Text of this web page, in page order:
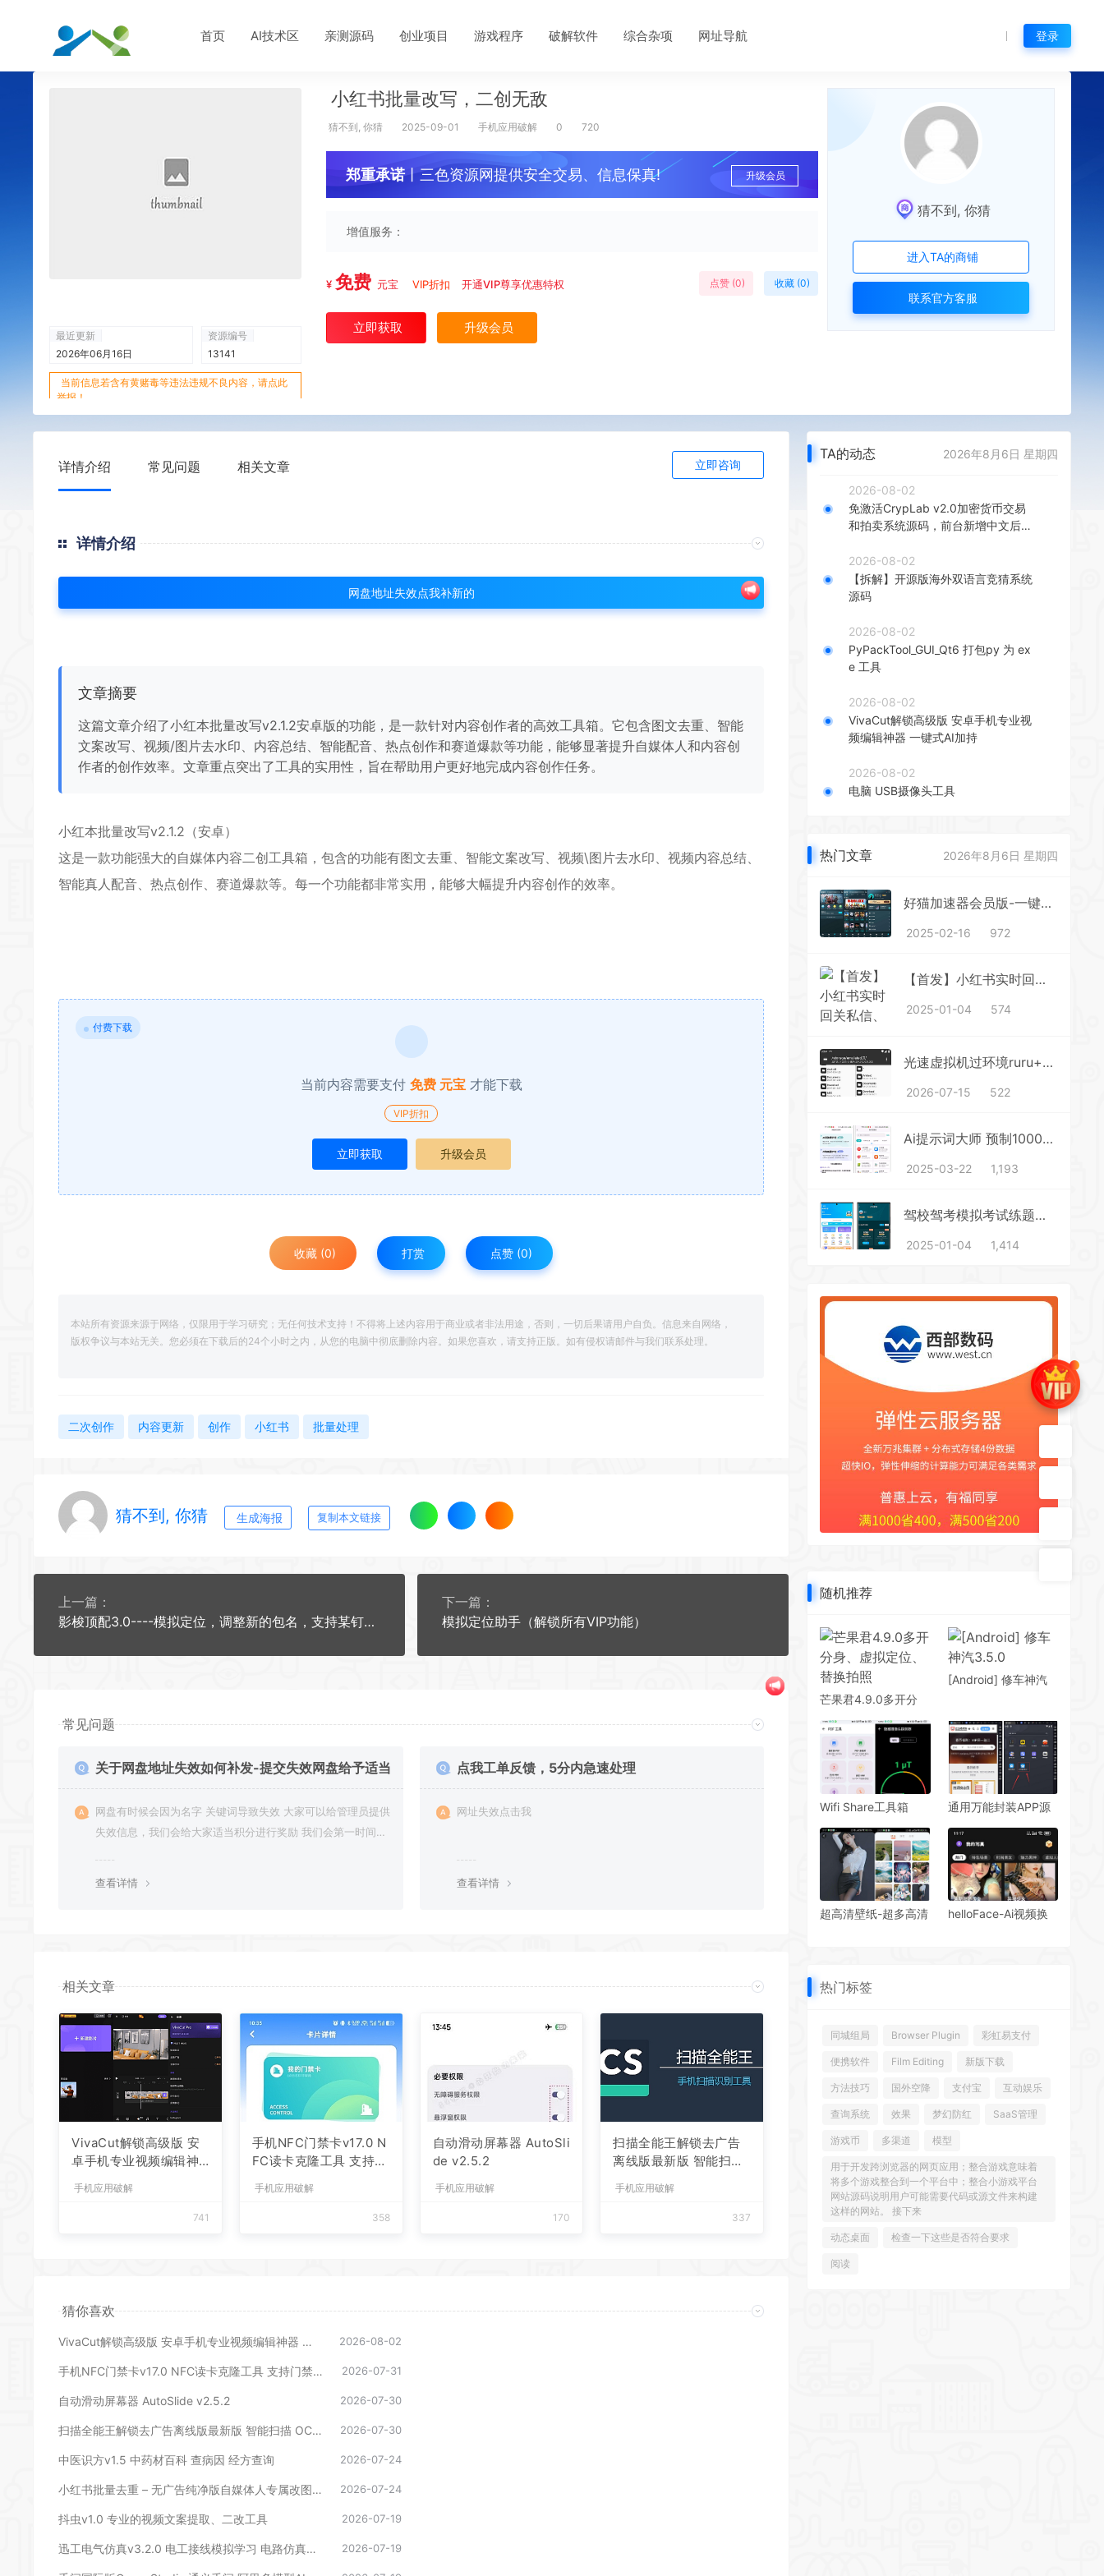
首页 AI技术区 亲测源码 创业项目 游戏程序 破解软件 综合杂项 网址导航 登录
最近更新
2026年06月16日
资源编号
13141
当前信息若含有黄赌毒等违法违规不良内容，请点此
举报！
小红书批量改写，二创无敌
猜不到, 你猜 2025-09-01 手机应用破解 0 720
郑重承诺丨三色资源网提供安全交易、信息保真! 升级会员
增值服务：
¥ 免费 元宝 VIP折扣 开通VIP尊享优惠特权 点赞 (0) 收藏 (0)
立即获取 升级会员
猜不到, 你猜
进入TA的商铺
联系官方客服
详情介绍 常见问题 相关文章 立即咨询
详情介绍
网盘地址失效点我补新的
文章摘要
这篇文章介绍了小红本批量改写v2.1.2安卓版的功能，是一款针对内容创作者的高效工具箱。它包含图文去重、智能
文案改写、视频/图片去水印、内容总结、智能配音、热点创作和赛道爆款等功能，能够显著提升自媒体人和内容创
作者的创作效率。文章重点突出了工具的实用性，旨在帮助用户更好地完成内容创作任务。
小红本批量改写v2.1.2（安卓）
这是一款功能强大的自媒体内容二创工具箱，包含的功能有图文去重、智能文案改写、视频\图片去水印、视频内容总结、
智能真人配音、热点创作、赛道爆款等。每一个功能都非常实用，能够大幅提升内容创作的效率。
付费下载
当前内容需要支付 免费 元宝 才能下载
VIP折扣
立即获取 升级会员
收藏 (0) 打赏 点赞 (0)
本站所有资源来源于网络，仅限用于学习研究；无任何技术支持！不得将上述内容用于商业或者非法用途，否则，一切后果请用户自负。信息来自网络，
版权争议与本站无关。您必须在下载后的24个小时之内，从您的电脑中彻底删除内容。如果您喜欢，请支持正版。如有侵权请邮件与我们联系处理。
二次创作 内容更新 创作 小红书 批量处理
猜不到, 你猜 生成海报 复制本文链接
上一篇：
影梭顶配3.0----模拟定位，调整新的包名，支持某钉打卡
下一篇：
模拟定位助手（解锁所有VIP功能）
常见问题
关于网盘地址失效如何补发-提交失效网盘给予适当
积分奖励
网盘有时候会因为名字 关键词导致失效 大家可以给管理员提供
失效信息，我们会给大家适当积分进行奖励 我们会第一时间进
查看详情
点我工单反馈，5分内急速处理
网址失效点击我
查看详情
相关文章
VivaCut解锁高级版 安
卓手机专业视频编辑神
手机应用破解
741
手机NFC门禁卡v17.0 N
FC读卡克隆工具 支持门
手机应用破解
358
自动滑动屏幕器 AutoSli
de v2.5.2
手机应用破解
170
扫描全能王解锁去广告
离线版最新版 智能扫描
机办公工具
手机应用破解
337
猜你喜欢
VivaCut解锁高级版 安卓手机专业视频编辑神器 一键式AI加持 2026-08-02
手机NFC门禁卡v17.0 NFC读卡克隆工具 支持门禁、电梯、公交等 2026-07-31
自动滑动屏幕器 AutoSlide v2.5.2 2026-07-30
扫描全能王解锁去广告离线版最新版 智能扫描 OCR文字识别 全面的手机办公工具 2026-07-30
中医识方v1.5 中药材百科 查病因 经方查询 2026-07-24
小红书批量去重 – 无广告纯净版自媒体人专属改图改文神器 2026-07-24
抖虫v1.0 专业的视频文案提取、二改工具 2026-07-19
迅工电气仿真v3.2.0 电工接线模拟学习 电路仿真训练工具 2026-07-19
TA的动态 2026年8月6日 星期四
2026-08-02
免激活CrypLab v2.0加密货币交易
和拍卖系统源码，前台新增中文后台
2026-08-02
【拆解】开源版海外双语言竞猜系统
源码
2026-08-02
PyPackTool_GUI_Qt6 打包py 为 ex
e 工具
2026-08-02
VivaCut解锁高级版 安卓手机专业视
频编辑神器 一键式AI加持
2026-08-02
电脑 USB摄像头工具
热门文章 2026年8月6日 星期四
好猫加速器会员版-一键加速随意使用
2025-02-16 972
【首发】小红书实时回关私信、秒触达不放过一个流量
2025-01-04 574
光速虚拟机过环境ruru+虚拟定位+ROOT+magisk面具和优化 多开一台手机系统
2026-07-15 522
Ai提示词大师 预制1000+提示词模板
2025-03-22 1,193
驾校驾考模拟考试练题无限制版2025新题库
2025-01-04 1,414
随机推荐
芒果君4.9.0多开分
拍照
[Android] 修车神汽
Wifi Share工具箱
一，安全、网络、等
通用万能封装APP源
站,H5游戏,盒子,手游
等等)带教程
超高清壁纸-超多高清
helloFace-Ai视频换
热门标签
同城组局 Browser Plugin 彩虹易支付
便携软件 Film Editing 新版下载
方法技巧 国外空降 支付宝 互动娱乐
查询系统 效果 梦幻防红 SaaS管理
游戏币 多渠道 模型
用于开发跨浏览器的网页应用；整合游戏意味着
将多个游戏整合到一个平台中；整合小游戏平台
网站源码说明用户可能需要代码或源文件来构建
这样的网站。 接下来
动态桌面 检查一下这些是否符合要求
阅读